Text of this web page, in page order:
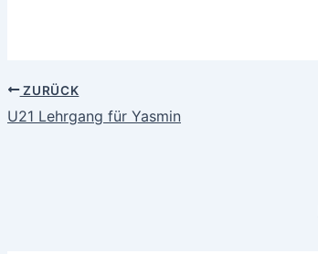
ZURÜCK
U21 Lehrgang für Yasmin